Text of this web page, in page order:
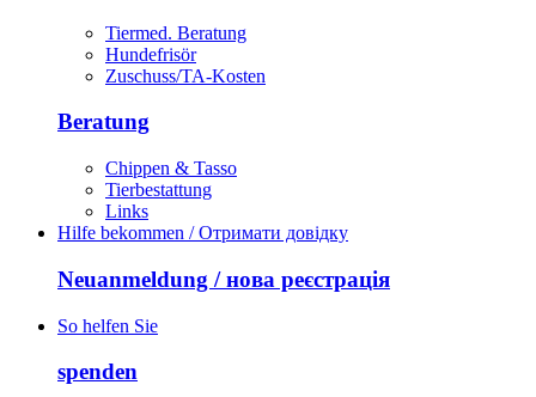
Tiermed. Beratung
Hundefrisör
Zuschuss/TA-Kosten
Beratung
Chippen & Tasso
Tierbestattung
Links
Hilfe bekommen / Отримати довідку
Neuanmeldung / нова реєстрація
So helfen Sie
spenden